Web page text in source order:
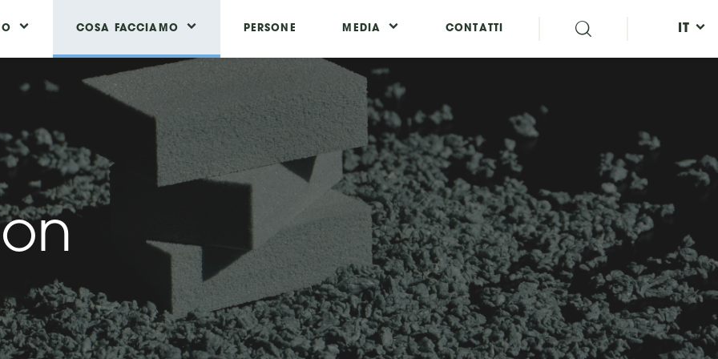
COSA FACCIAMO PERSONE MEDIA CONTATTI IT